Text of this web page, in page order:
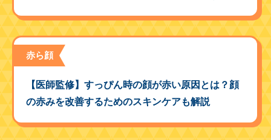
赤ら顔
【医師監修】すっぴん時の顔が赤い原因とは？顔
の赤みを改善するためのスキンケアも解説